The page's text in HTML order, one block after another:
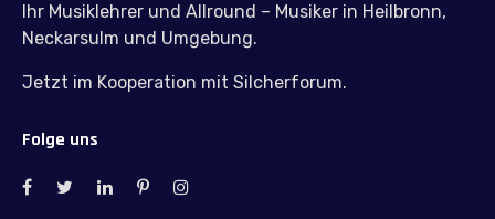
Ihr Musiklehrer und Allround – Musiker in Heilbronn,
Neckarsulm und Umgebung.
Jetzt im Kooperation mit Silcherforum.
Folge uns